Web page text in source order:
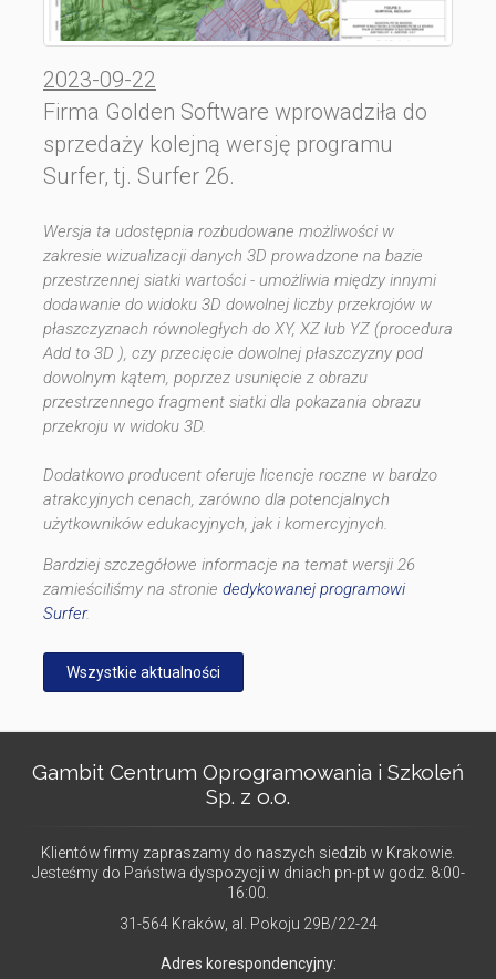
2023-09-22
Firma Golden Software wprowadziła do
sprzedaży kolejną wersję programu
Surfer, tj. Surfer 26.
Wersja ta udostępnia rozbudowane możliwości w
zakresie wizualizacji danych 3D prowadzone na bazie
przestrzennej siatki wartości - umożliwia między innymi
dodawanie do widoku 3D dowolnej liczby przekrojów w
płaszczyznach równoległych do XY, XZ lub YZ (procedura
Add to 3D ), czy przecięcie dowolnej płaszczyzny pod
dowolnym kątem, poprzez usunięcie z obrazu
przestrzennego fragment siatki dla pokazania obrazu
przekroju w widoku 3D.
Dodatkowo producent oferuje licencje roczne w bardzo
atrakcyjnych cenach, zarówno dla potencjalnych
użytkowników edukacyjnych, jak i komercyjnych.
Bardziej szczegółowe informacje na temat wersji 26
zamieściliśmy na stronie dedykowanej programowi
Surfer.
Wszystkie aktualności
Gambit Centrum Oprogramowania i Szkoleń
Sp. z o.o.
Klientów firmy zapraszamy do naszych siedzib w Krakowie.
Jesteśmy do Państwa dyspozycji w dniach pn-pt w godz. 8:00-
16:00.
31-564 Kraków, al. Pokoju 29B/22-24
Adres korespondencyjny: